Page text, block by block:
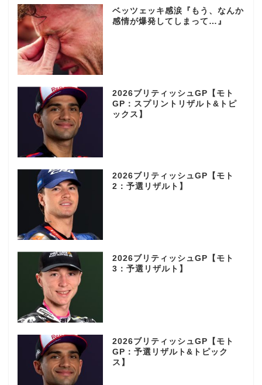
ベッツェッキ感涙『もう、なんか
感情が爆発してしまって…』
2026ブリティッシュGP【モト
GP：スプリントリザルト&トピ
ックス】
2026ブリティッシュGP【モト
2：予選リザルト】
2026ブリティッシュGP【モト
3：予選リザルト】
2026ブリティッシュGP【モト
GP：予選リザルト&トピック
ス】